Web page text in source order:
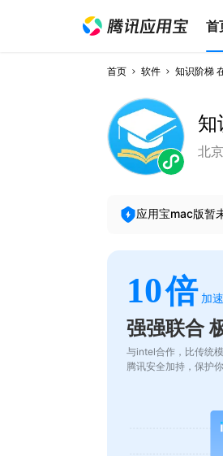
首
首页 软件 知识阶梯
知
北
应用宝mac版暂
10倍 加速
强强联合
与intel合作，比传统
腾讯安全加持，保护